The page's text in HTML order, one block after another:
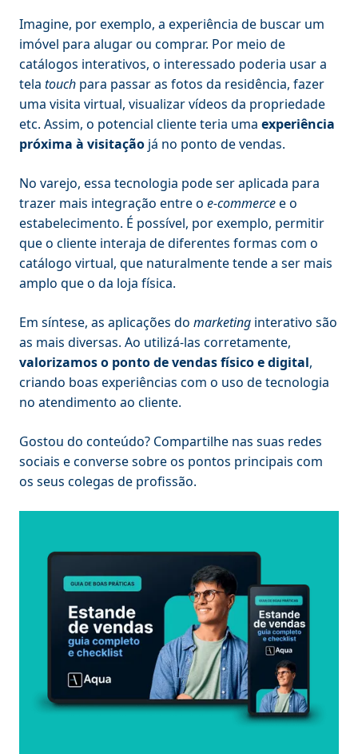
Imagine, por exemplo, a experiência de buscar um
imóvel para alugar ou comprar. Por meio de
catálogos interativos, o interessado poderia usar a
tela touch para passar as fotos da residência, fazer
uma visita virtual, visualizar vídeos da propriedade
etc. Assim, o potencial cliente teria uma experiência
próxima à visitação já no ponto de vendas.
No varejo, essa tecnologia pode ser aplicada para
trazer mais integração entre o e-commercee o
estabelecimento. É possível, por exemplo, permitir
que o cliente interaja de diferentes formas com o
catálogo virtual, que naturalmente tende a ser mais
amplo que o da loja física.
Em síntese, as aplicações do marketing interativo são
as mais diversas. Ao utilizá-las corretamente,
valorizamos o ponto de vendas físico e digital,
criando boas experiências com o uso de tecnologia
no atendimento ao cliente.
Gostou do conteúdo? Compartilhe nas suas redes
sociais e converse sobre os pontos principais com
os seus colegas de profissão.